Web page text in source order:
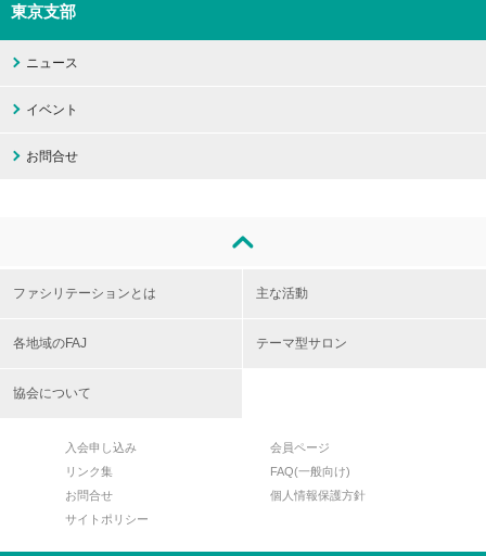
東京支部
ニュース
イベント
お問合せ
ファシリテーションとは 主な活動
各地域のFAJ テーマ型サロン
協会について
入会申し込み
会員ページ
リンク集
FAQ(一般向け)
お問合せ
個人情報保護方針
サイトポリシー